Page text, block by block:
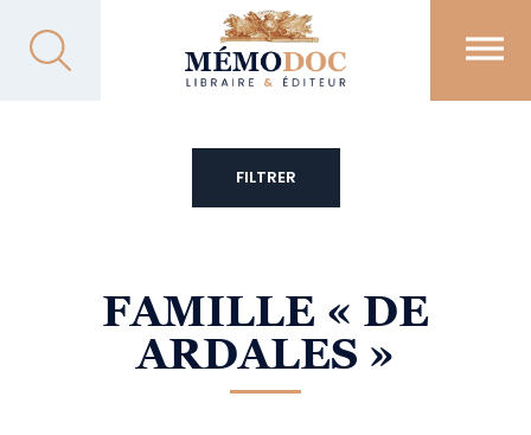
FAMILLE « DE
ARDALES »
FILTRER